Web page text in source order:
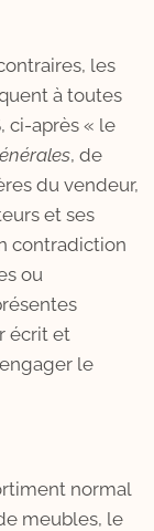
les
à toutes
ci-après « le
, de
du vendeur,
et ses
contradiction
ou
écrit et
le
normal
meubles, le